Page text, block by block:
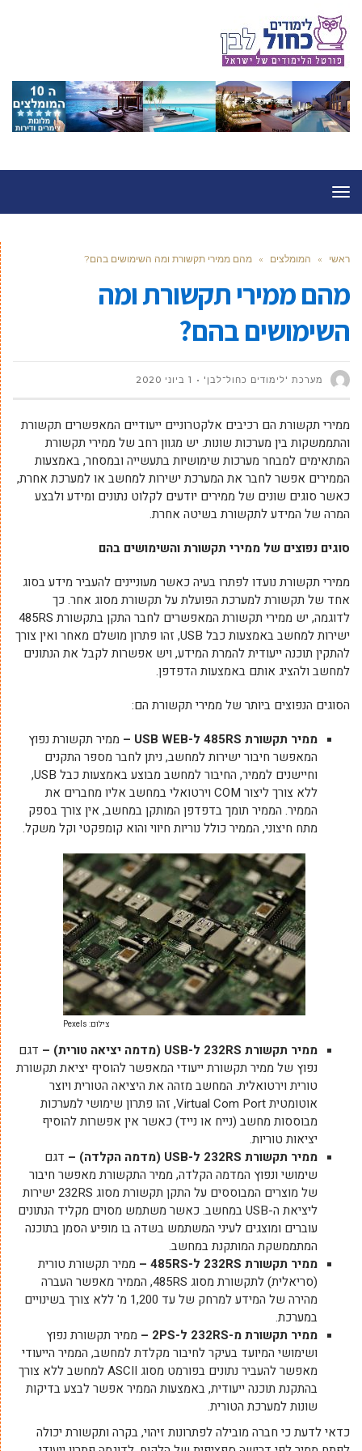
תפריט
ראשי » המומלצים » מהם ממירי תקשורת ומה השימושים בהם?
מהם ממירי תקשורת ומה
השימושים בהם?
מערכת 'לימודים כחול־לבן' 1 ביוני 2020
ממירי תקשורת הם רכיבים אלקטרוניים ייעודיים המאפשרים תקשורת
והתממשקות בין מערכות שונות. יש מגוון רחב של ממירי תקשורת
המתאימים למבחר מערכות שימושיות בתעשייה ובמסחר, באמצעות
הממירים אפשר לחבר את המערכת ישירות למחשב או למערכת אחרת,
כאשר סוגים שונים של ממירים יודעים לקלוט נתונים ומידע ולבצע
המרה של המידע לתקשורת בשיטה אחרת.
סוגים נפוצים של ממירי תקשורת והשימושים בהם
ממירי תקשורת נועדו לפתרו בעיה כאשר מעוניינים להעביר מידע בסוג
אחד של תקשורת למערכת הפועלת על תקשורת מסוג אחר. כך
לדוגמה, יש ממירי תקשורת המאפשרים לחבר התקן בתקשורת 485RS
ישירות למחשב באמצעות כבל USB, זהו פתרון מושלם מאחר ואין צורך
להתקין תוכנה ייעודית להמרת המידע, ויש אפשרות לקבל את הנתונים
למחשב ולהציג אותם באמצעות הדפדפן.
הסוגים הנפוצים ביותר של ממירי תקשורת הם:
ממיר תקשורת 485 RS ל-USB WEB
– ממיר תקשורת נפוץ
המאפשר חיבור ישירות למחשב, ניתן לחבר מספר התקנים
וחיישנים לממיר, החיבור למחשב מבוצע באמצעות כבל USB,
ללא צורך ליצור COM וירטואלי במחשב אליו מחברים את
הממיר. הממיר תומך בדפדפן המותקן במחשב, אין צורך בספק
מתח חיצוני, הממיר כולל נוריות חיווי והוא קומפקטי וקל משקל.
צילום: Pexels
ממיר תקשורת 232 RS ל-USB (מדמה יציאה טורית) – דגם
נפוץ של ממיר תקשורת ייעודי המאפשר להוסיף יציאת תקשורת
טורית וירטואלית. המחשב מזהה את היציאה הטורית ויוצר
אוטומטית Virtual Com Port, זהו פתרון שימושי למערכות
מבוססות מחשב (נייח או נייד) כאשר אין אפשרות להוסיף
יציאות טוריות.
ממיר תקשורת 232 RS ל-USB (מדמה הקלדה) – דגם
שימושי ונפוץ המדמה הקלדה, ממיר התקשורת מאפשר חיבור
של מוצרים המבוססים על התקן תקשורת מסוג 232RS ישירות
ליציאת ה-USB במחשב. כאשר משתמש מסוים מקליד הנתונים
עוברים ומוצגים לעיני המשתמש בשדה בו מופיע הסמן בתוכנה
המתממשקת המותקנת במחשב.
ממיר תקשורת 232 RS ל-485RS
– ממיר תקשורת טורית
(סריאלית) לתקשורת מסוג 485RS, הממיר מאפשר העברה
מהירה של המידע למרחק של עד 1,200 מ' ללא צורך בשינויים
במערכת.
ממיר תקשורת מ-232RS ל-2PS
– ממיר תקשורת נפוץ
ושימושי המיועד בעיקר לחיבור מקלדת למחשב, הממיר הייעודי
מאפשר להעביר נתונים בפורמט מסוג ASCII למחשב ללא צורך
בהתקנת תוכנה ייעודית, באמצעות הממיר אפשר לבצע בדיקות
שונות למערכת הטורית.
כדאי לדעת כי חברה מובילה לפתרונות זיהוי, בקרה ותקשורת יכולה